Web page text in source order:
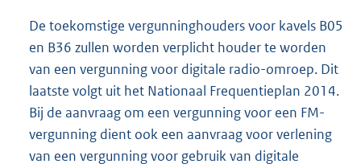
De toekomstige vergunninghouders voor kavels B05
en B36 zullen worden verplicht houder te worden
van een vergunning voor digitale radio-omroep. Dit
laatste volgt uit het Nationaal Frequentieplan 2014.
Bij de aanvraag om een vergunning voor een FM-
vergunning dient ook een aanvraag voor verlening
van een vergunning voor gebruik van digitale